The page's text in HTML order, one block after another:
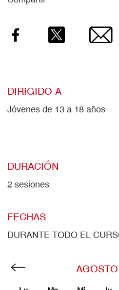
Facebook Twitter Email
DIRIGIDO A
Jóvenes de 13 a 18 años
DURACIÓN
2 sesiones
FECHAS
DURANTE TODO EL
AGOSTO